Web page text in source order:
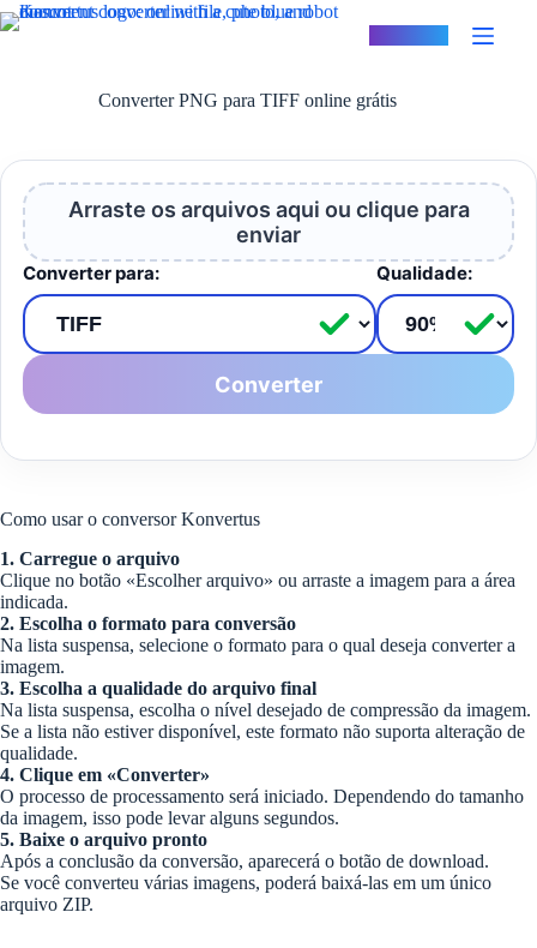
Pular
para
Converter PNG para TIFF online grátis
Arraste os arquivos aqui ou clique para
enviar
Converter para: Qualidade:
Converter
Como usar o conversor Konvertus
1. Carregue o arquivo
Clique no botão «Escolher arquivo» ou arraste a imagem para a área
indicada.
2. Escolha o formato para conversão
Na lista suspensa, selecione o formato para o qual deseja converter a
imagem.
3. Escolha a qualidade do arquivo final
Na lista suspensa, escolha o nível desejado de compressão da imagem.
Se a lista não estiver disponível, este formato não suporta alteração de
qualidade.
4. Clique em «Converter»
O processo de processamento será iniciado. Dependendo do tamanho
da imagem, isso pode levar alguns segundos.
5. Baixe o arquivo pronto
Após a conclusão da conversão, aparecerá o botão de download.
Se você converteu várias imagens, poderá baixá-las em um único
arquivo ZIP.